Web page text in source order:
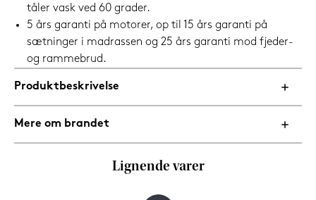
tåler vask ved 60 grader.
5 års garanti på motorer, op til 15 års garanti på
sætninger i madrassen og 25 års garanti mod fjeder-
og rammebrud.
Produktbeskrivelse
Mere om brandet
Lignende varer